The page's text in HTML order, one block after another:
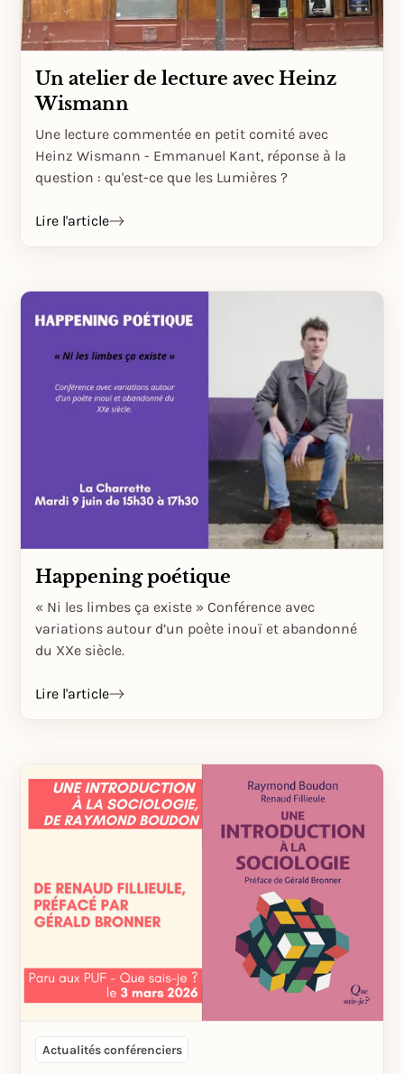
Un atelier de lecture avec Heinz
Wismann
Une lecture commentée en petit comité avec
Heinz Wismann - Emmanuel Kant, réponse à la
question : qu'est-ce que les Lumières ?
Lire l'article
Happening poétique
« Ni les limbes ça existe » Conférence avec
variations autour d’un poète inouï et abandonné
du XXe siècle.
Lire l'article
Actualités conférenciers